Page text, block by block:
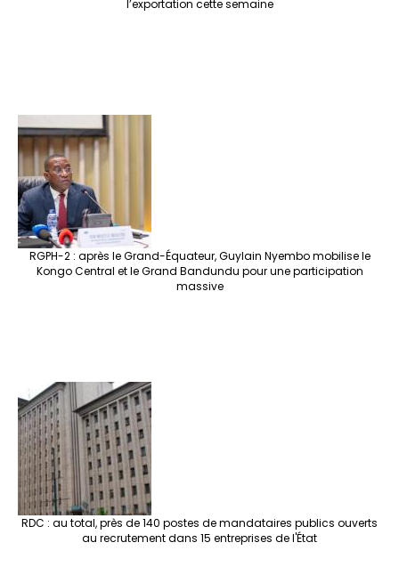
l’exportation cette semaine
RGPH-2 : après le Grand-Équateur, Guylain Nyembo mobilise le
Kongo Central et le Grand Bandundu pour une participation
massive
RDC : au total, près de 140 postes de mandataires publics ouverts
au recrutement dans 15 entreprises de l'État